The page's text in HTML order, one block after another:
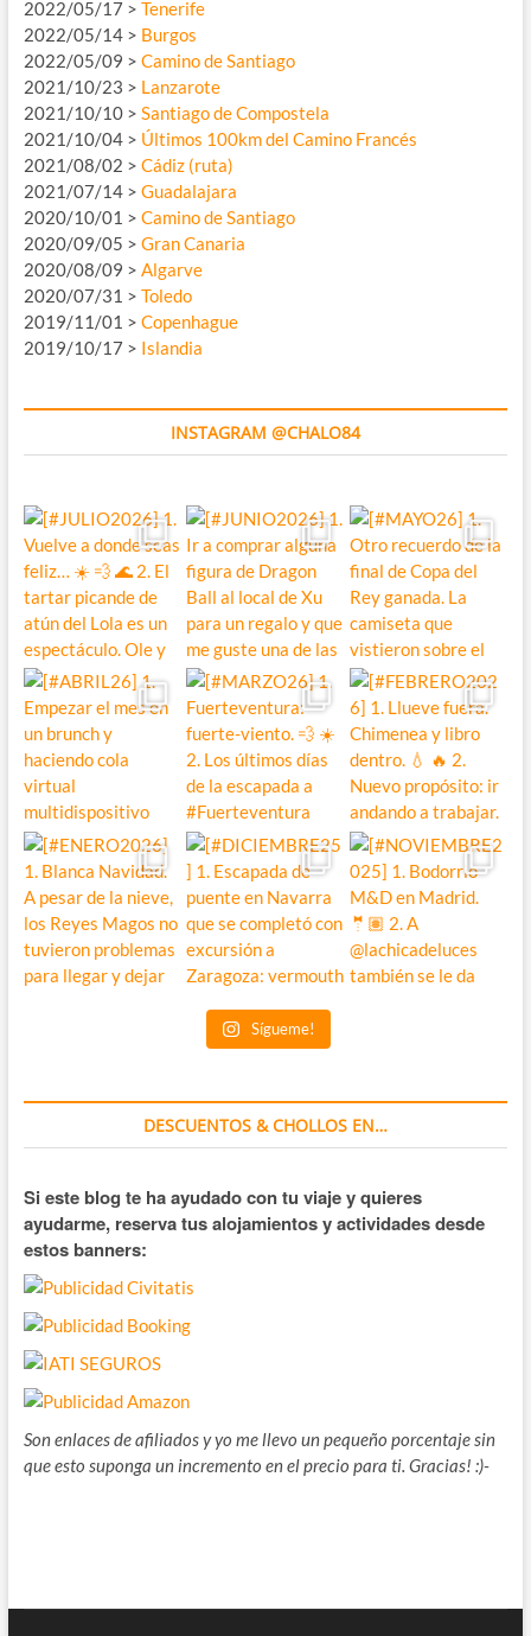
2022/05/17 > Tenerife
2022/05/14 > Burgos
2022/05/09 > Camino de Santiago
2021/10/23 > Lanzarote
2021/10/10 > Santiago de Compostela
2021/10/04 > Últimos 100km del Camino Francés
2021/08/02 > Cádiz (ruta)
2021/07/14 > Guadalajara
2020/10/01 > Camino de Santiago
2020/09/05 > Gran Canaria
2020/08/09 > Algarve
2020/07/31 > Toledo
2019/11/01 > Copenhague
2019/10/17 > Islandia
INSTAGRAM @CHALO84
Sígueme!
DESCUENTOS & CHOLLOS EN…
Si este blog te ha ayudado con tu viaje y quieres
ayudarme, reserva tus alojamientos y actividades desde
estos banners:
Son enlaces de afiliados y yo me llevo un pequeño porcentaje sin
que esto suponga un incremento en el precio para ti. Gracias! :)-